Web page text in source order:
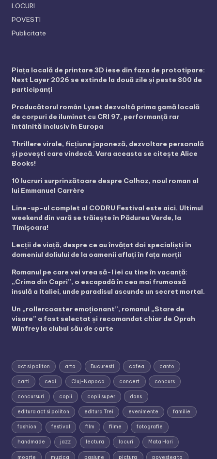
LOCURI
POVESTI
Publicitate
Piața locală de printare 3D iese din faza de prototipare:
Next Layer 2026 se extinde la două zile și peste 800 de
participanți
Producătorul român Lyset dezvoltă prima gamă locală
de corpuri de iluminat cu CRI 97, performanță rar
întâlnită inclusiv în Europa
Thrillere virale, ficțiune japoneză, dezvoltare personală
și povești care vindecă. Vara aceasta se citește Alice
Books!
10 lucruri surprinzătoare despre Colhoz, noul roman al
lui Emmanuel Carrère
Line-up-ul complet al CODRU Festival este aici. Ultimul
weekend din vară se trăiește în Pădurea Verde, la
Timișoara!
Lecții de viață, despre ce au învățat doi specialiști în
domeniul doliului de la oamenii aflați în fața morții
Romanul pe care vei vrea să-l iei cu tine în vacanță:
„Crima din Capri”, o escapadă în cea mai frumoasă
insulă a Italiei, unde paradisul ascunde un secret mortal.
Un „rollercoaster emoționant”, romanul „Stare de
visare” a fost selectat și recomandat chiar de Oprah
Winfrey la clubul său de carte
act si politon arta Bucuresti cafea canto
carti ceai Cluj-Napoca concert concurs
concursuri copii copii super dans
editura act si politon editura Trei evenimente familie
fashion festival film filme fotografie
handmade jazz lectura locuri Mata Hari
moarte muzica pasiune pictura povestea ta